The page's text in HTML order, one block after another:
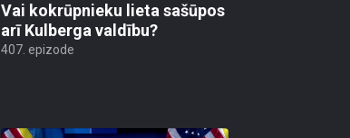
Vai kokrūpnieku lieta sašūpos
arī Kulberga valdību?
407. epizode